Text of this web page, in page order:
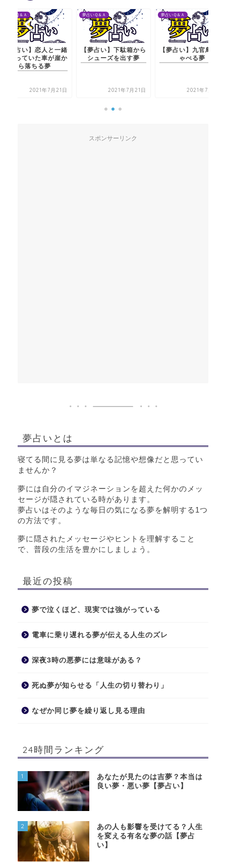
夢占いＱ＆Ａ
【夢占い】恋人と一緒
に乗っていた車が崖か
ら落ちる夢
2021年7月21日
夢占いＱ＆Ａ
【夢占い】下駄箱から
シューズを出す夢
2021年7月21日
夢占いＱ＆Ａ
【夢占い】九官鳥がし
ゃべる夢
2021年7月21日
スポンサーリンク
夢占いとは
寝てる間に見る夢は単なる記憶や想像だと思ってい
ませんか？
夢には自分のイマジネーションを超えた何かのメッ
セージが隠されている時があります。
夢占いはそのような毎日の気になる夢を解明する1つ
の方法です。
夢に隠されたメッセージやヒントを理解すること
で、普段の生活を豊かにしましょう。
最近の投稿
夢で泣くほど、現実では強がっている
電車に乗り遅れる夢が伝える人生のズレ
深夜3時の悪夢には意味がある？
死ぬ夢が知らせる「人生の切り替わり」
なぜか同じ夢を繰り返し見る理由
24時間ランキング
1
あなたが見たのは吉夢？本当は
良い夢・悪い夢【夢占い】
2
あの人も影響を受けてる？人生
を変える有名な夢の話【夢占
い】